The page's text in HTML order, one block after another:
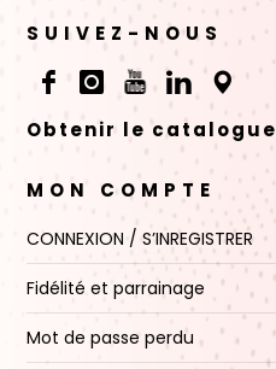
SUIVEZ-NOUS
Obtenir le catalogue
MON COMPTE
CONNEXION / S’INREGISTRER
Fidélité et parrainage
Mot de passe perdu